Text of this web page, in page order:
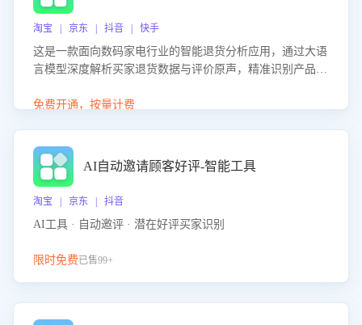
淘宝 | 京东 | 抖音 | 快手
这是一款面向数码家电行业的智能退货分析应用，通过大语
言模型深度解析买家退货数据与评价原声，精准识别产品质
改进建议，通过挖掘用户痛点驱动产品迭代，从根本上降低
免费开通，按量计费
AI自动邀请顾客好评-智能工具
淘宝 | 京东 | 抖音
AI工具 · 自动邀评 · 潜在好评买家识别
限时免费已售99+